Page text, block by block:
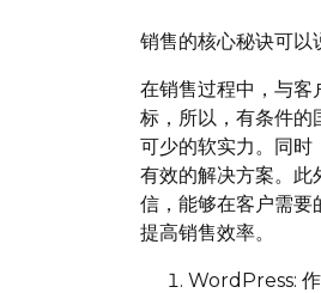
销售的核心秘诀可以
在销售过程中，与客
标，所以，有条件的
可少的软实力。同时
有效的解决方案。此
信，能够在客户需要
提高销售效率。
WordPress: 作